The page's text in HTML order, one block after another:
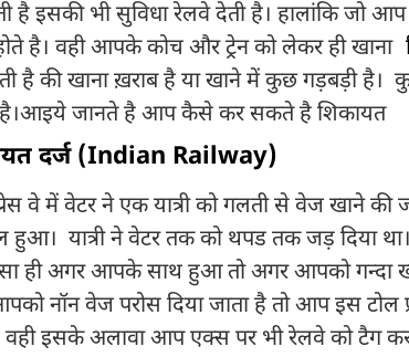
है इसकी भी सुविधा रेलवे देती है। हालांकि जो आप
है। वही आपके कोच और ट्रेन को लेकर ही खाना
है की खाना ख़राब है या खाने में कुछ गड़बड़ी है।
है।आइये जानते है आप कैसे कर सकते है शिकायत
दर्ज (Indian Railway)
वे में वेटर ने एक यात्री को गलती से वेज खाने की
हुआ। यात्री ने वेटर तक को थपड तक जड़ दिया
ही अगर आपके साथ हुआ तो अगर आपको गन्दा
नॉन वेज परोस दिया जाता है तो आप इस
वही इसके अलावा आप एक्स पर भी रेलवे को टैग